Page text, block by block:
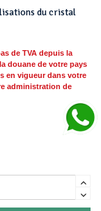
du cristal
de TVA depuis la
douane de votre pays
en vigueur dans votre
administration de